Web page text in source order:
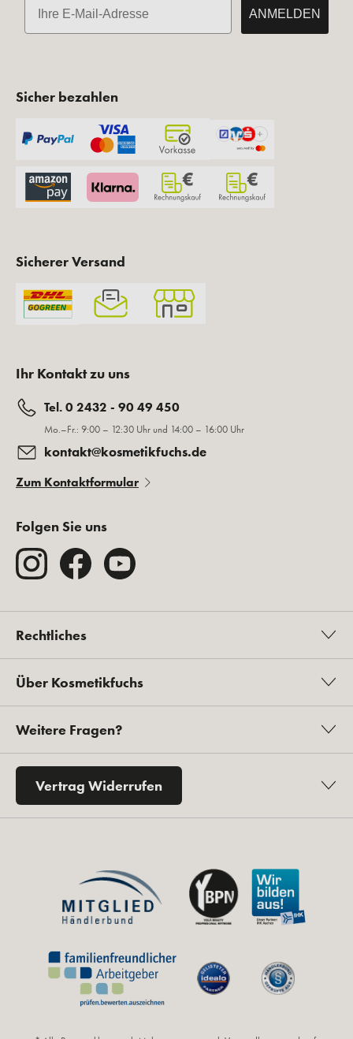
ANMELDEN
Sicher bezahlen
Sicherer Versand
Ihr Kontakt zu uns
Tel. 0 2432 - 90 49 450
Mo.–Fr.: 9:00 – 12:30 Uhr und 14:00 – 16:00 Uhr
kontakt@kosmetikfuchs.de
Zum Kontaktformular
Folgen Sie uns
Rechtliches
Über Kosmetikfuchs
Weitere Fragen?
Vertrag Widerrufen